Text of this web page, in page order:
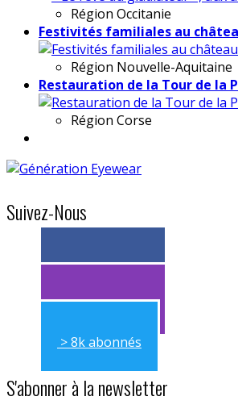
Région Occitanie
Festivités familiales au
Région Nouvelle-Aquitaine
Restauration de la Tour de la
Région Corse
Suivez-Nous
> 11k abonnés
> 11k abonnés
> 8k abonnés
S'abonner à la newsletter